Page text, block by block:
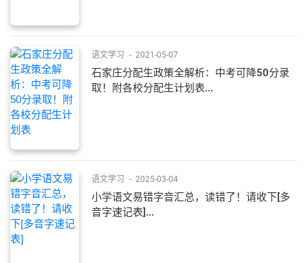
语文学习 - 2021-05-07
石家庄分配生政策全解析：中考可降50分录
取！附各校分配生计划表...
语文学习 - 2025-03-04
​小学语文易错字音汇总，读错了！请收下[多
音字速记表]...